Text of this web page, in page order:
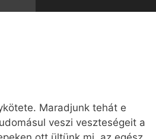
Maradjunk tehát e
veszi veszteségeit a